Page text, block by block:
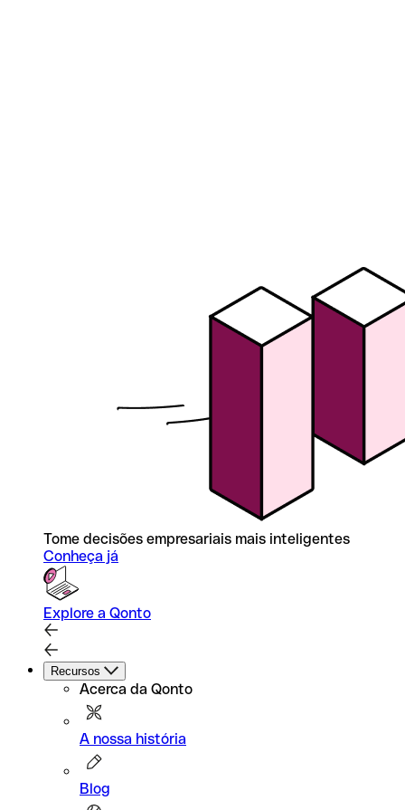
Tome decisões empresariais mais inteligentes
Conheça já
Explore a Qonto
Recursos
Acerca da Qonto
A nossa história
Blog